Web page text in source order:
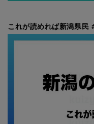
これが読めれば新潟県民